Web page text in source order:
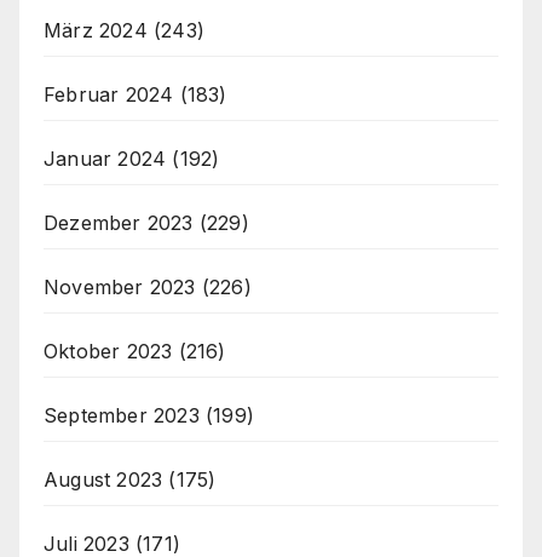
März 2024 (243)
Februar 2024 (183)
Januar 2024 (192)
Dezember 2023 (229)
November 2023 (226)
Oktober 2023 (216)
September 2023 (199)
August 2023 (175)
Juli 2023 (171)